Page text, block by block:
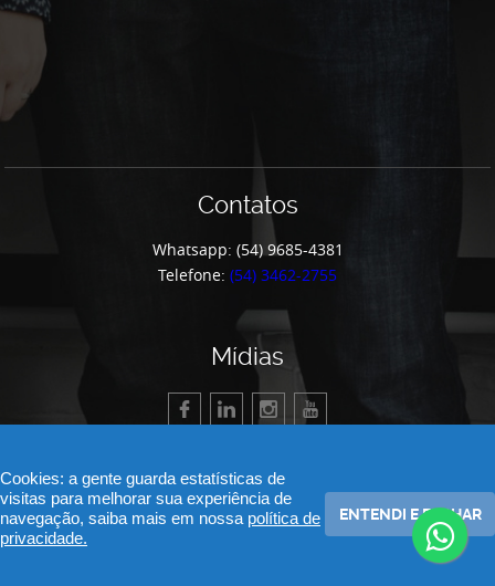
Contatos
Whatsapp: (54) 9685-4381
Telefone: (54) 3462-2755
Mídias
© 2026 Apeme - Associação de Pequenas e Médias Empresas de Garibaldi.
Todos os direitos reservados.
Cookies: a gente guarda estatísticas de
visitas para melhorar sua experiência de
navegação, saiba mais em nossa política de
privacidade.
ENTENDI E FECHAR